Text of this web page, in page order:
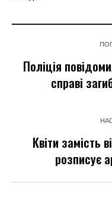
Поліція
справі
Квіти замість
розписує